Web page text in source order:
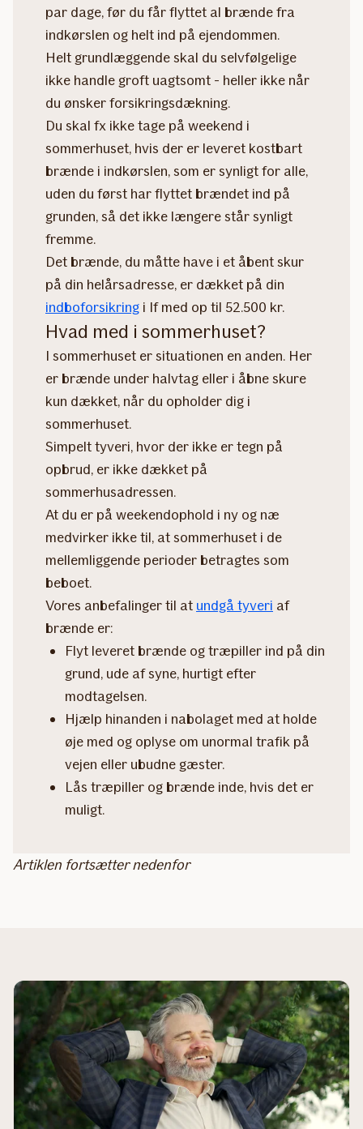
par dage, før du får flyttet al brænde fra
indkørslen og helt ind på ejendommen.
Helt grundlæggende skal du selvfølgelige
ikke handle groft uagtsomt - heller ikke når
du ønsker forsikringsdækning.
Du skal fx ikke tage på weekend i
sommerhuset, hvis der er leveret kostbart
brænde i indkørslen, som er synligt for alle,
uden du først har flyttet brændet ind på
grunden, så det ikke længere står synligt
fremme.
Det brænde, du måtte have i et åbent skur
på din helårsadresse, er dækket på din
indboforsikring i If med op til 52.500 kr.
Hvad med i sommerhuset?
I sommerhuset er situationen en anden. Her
er brænde under halvtag eller i åbne skure
kun dækket, når du opholder dig i
sommerhuset.
Simpelt tyveri, hvor der ikke er tegn på
opbrud, er ikke dækket på
sommerhusadressen.
At du er på weekendophold i ny og næ
medvirker ikke til, at sommerhuset i de
mellemliggende perioder betragtes som
beboet.
Vores anbefalinger til at undgå tyveri af
brænde er:
Flyt leveret brænde og træpiller ind på din
grund, ude af syne, hurtigt efter
modtagelsen.
Hjælp hinanden i nabolaget med at holde
øje med og oplyse om unormal trafik på
vejen eller ubudne gæster.
Lås træpiller og brænde inde, hvis det er
muligt.
Artiklen fortsætter nedenfor